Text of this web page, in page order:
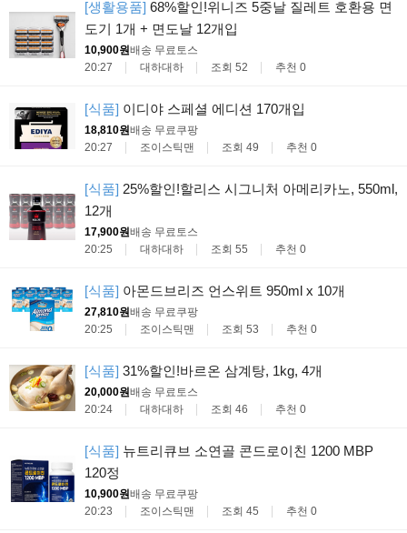
[생활용품] 68%할인!위니즈 5중날 질레트 호환용 면
도기 1개 + 면도날 12개입
10,900원배송 무료 토스
20:27
대하대하 조회 52 추천 0
[식품] 이디야 스페셜 에디션 170개입
18,810원배송 무료 쿠팡
20:27
조이스틱맨 조회 49 추천 0
[식품] 25%할인!할리스 시그니처 아메리카노, 550ml,
12개
17,900원배송 무료 토스
20:25
대하대하 조회 55 추천 0
[식품] 아몬드브리즈 언스위트 950ml x 10개
27,810원배송 무료 쿠팡
20:25
조이스틱맨 조회 53 추천 0
[식품] 31%할인!바르온 삼계탕, 1kg, 4개
20,000원배송 무료 토스
20:24
대하대하 조회 46 추천 0
[식품] 뉴트리큐브 소연골 콘드로이친 1200 MBP
120정
10,900원배송 무료 쿠팡
20:23
조이스틱맨 조회 45 추천 0